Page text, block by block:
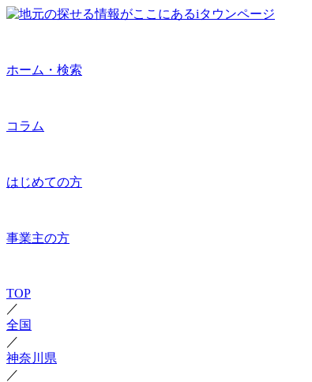
ホーム・検索
コラム
はじめての方
事業主の方
TOP
／
全国
／
神奈川県
／